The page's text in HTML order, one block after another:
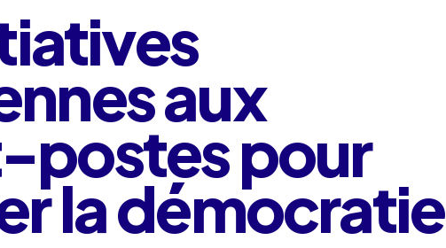
aux
postes pour
la démocratie